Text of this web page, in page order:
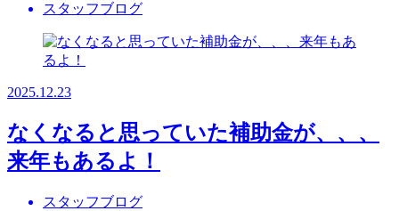
スタッフブログ
2025.12.23
なくなると思っていた補助金が、、、
来年もあるよ！
スタッフブログ